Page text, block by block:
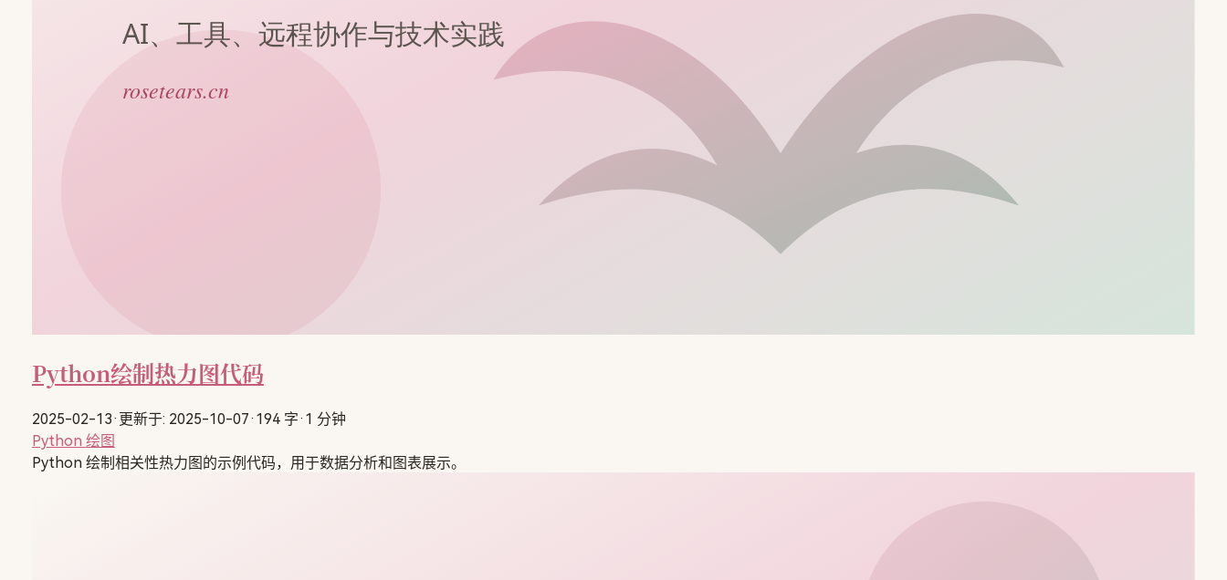
Python绘制热力图代码
2025-02-13· 更新于: 2025-10-07· 194 字· 1 分钟
Python 绘图
Python 绘制相关性热力图的示例代码，用于数据分析和图表展示。